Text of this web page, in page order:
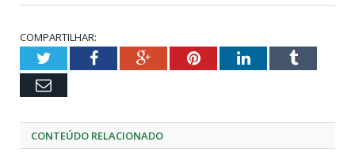
COMPARTILHAR:
TwitterFacebookGoogle+PinterestLinkedInTumblr
Email
CONTEÚDO RELACIONADO